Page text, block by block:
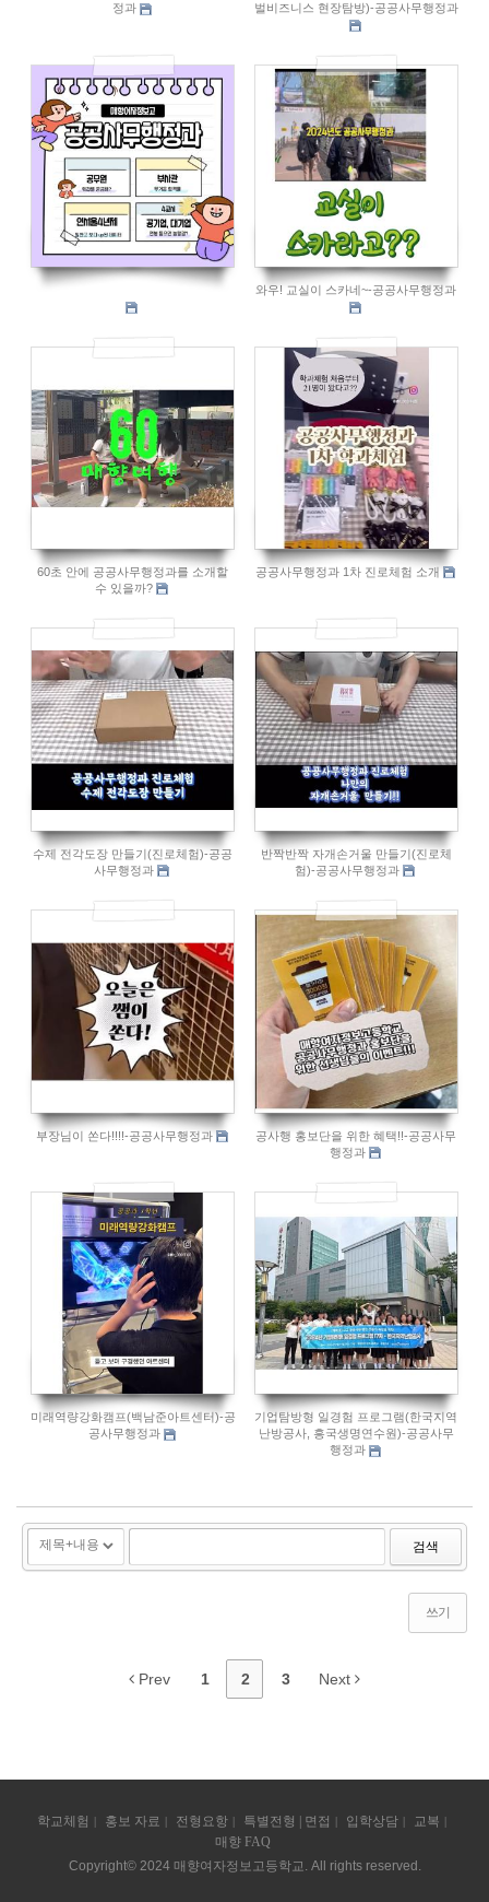
정과
벌비즈니스 현장탐방)-공공사무행정과
1268 930
와우! 교실이 스카네~-공공사무행정과
872
60초 안에 공공사무행정과를 소개할
수 있을까?
934
공공사무행정과 1차 진로체험 소개
911
수제 전각도장 만들기(진로체험)-공공
사무행정과
1000
반짝반짝 자개손거울 만들기(진로체
험)-공공사무행정과
875
부장님이 쏜다!!!!-공공사무행정과
804
공사행 홍보단을 위한 혜택!!-공공사무
행정과
817
미래역량강화캠프(백남준아트센터)-공
공사무행정과
955
기업탐방형 일경험 프로그램(한국지역
난방공사, 흥국생명연수원)-공공사무
행정과
검색
쓰기
Prev 1 2 3 Next
학교체험 홍보 자료 전형요항 특별전형 | 면접 입학상담
교복
매향 FAQ
Copyright© 2024 매향여자정보고등학교. All rights reserved.